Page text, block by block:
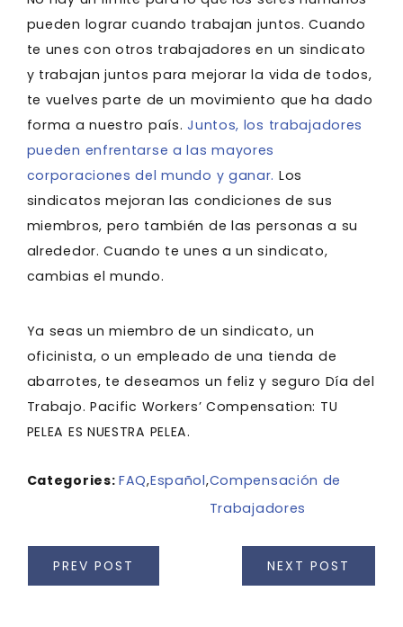
pueden lograr cuando trabajan juntos. Cuando
te unes con otros trabajadores en un sindicato
y trabajan juntos para mejorar la vida de todos,
te vuelves parte de un movimiento que ha dado
forma a nuestro país.Juntos, los trabajadores
pueden enfrentarse a las mayores
corporaciones del mundo y ganar. Los
sindicatos mejoran las condiciones de sus
miembros, pero también de las personas a su
alrededor. Cuando te unes a un sindicato,
cambias el mundo.
Ya seas un miembro de un sindicato, un
oficinista, o un empleado de una tienda de
abarrotes, te deseamos un feliz y seguro Día del
Trabajo. Pacific Workers’ Compensation: TU
PELEA ES NUESTRA PELEA.
Categories:FAQ,Español,Compensación de
Trabajadores
PREV POST NEXT POST